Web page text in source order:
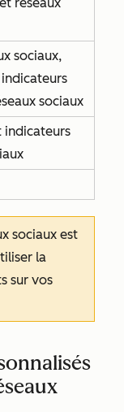
sociaux,
sociaux
indicateurs
sociaux est
la
sur vos